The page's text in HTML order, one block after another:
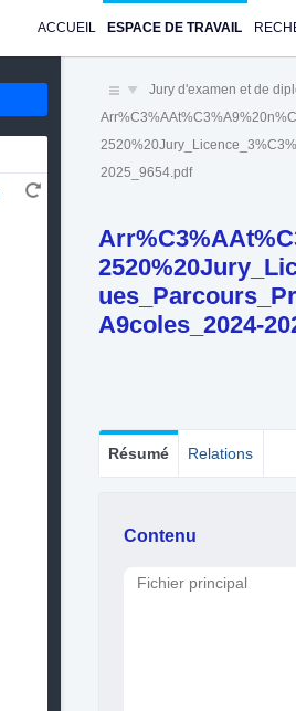
ACCUEIL ESPACE DE TRAVAIL
Jury d'examen et de
2025_9654.pdf
A9coles_2024-
Résumé Relations
Contenu
Fichier principal